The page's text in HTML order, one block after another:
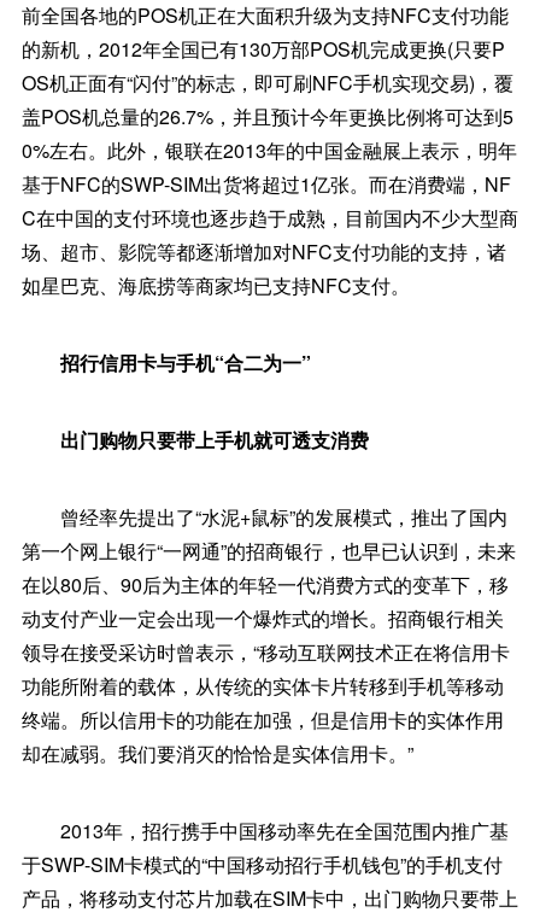
前全国各地的POS机正在大面积升级为支持NFC支付功能
的新机，2012年全国已有130万部POS机完成更换(只要P
OS机正面有“闪付”的标志，即可刷NFC手机实现交易)，覆
盖POS机总量的26.7%，并且预计今年更换比例将可达到5
0%左右。此外，银联在2013年的中国金融展上表示，明年
基于NFC的SWP-SIM出货将超过1亿张。而在消费端，NF
C在中国的支付环境也逐步趋于成熟，目前国内不少大型商
场、超市、影院等都逐渐增加对NFC支付功能的支持，诸
如星巴克、海底捞等商家均已支持NFC支付。
招行信用卡与手机“合二为一”
出门购物只要带上手机就可透支消费
曾经率先提出了“水泥+鼠标”的发展模式，推出了国内
第一个网上银行“一网通”的招商银行，也早已认识到，未来
在以80后、90后为主体的年轻一代消费方式的变革下，移
动支付产业一定会出现一个爆炸式的增长。招商银行相关
领导在接受采访时曾表示，“移动互联网技术正在将信用卡
功能所附着的载体，从传统的实体卡片转移到手机等移动
终端。所以信用卡的功能在加强，但是信用卡的实体作用
却在减弱。我们要消灭的恰恰是实体信用卡。”
2013年，招行携手中国移动率先在全国范围内推广基
于SWP-SIM卡模式的“中国移动招行手机钱包”的手机支付
产品，将移动支付芯片加载在SIM卡中，出门购物只要带上